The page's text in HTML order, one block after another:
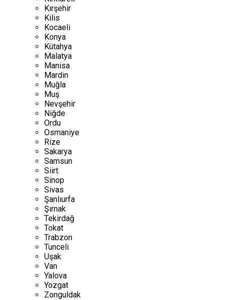
Kırşehir
Kilis
Kocaeli
Konya
Kütahya
Malatya
Manisa
Mardin
Muğla
Muş
Nevşehir
Niğde
Ordu
Osmaniye
Rize
Sakarya
Samsun
Siirt
Sinop
Sivas
Şanlıurfa
Şırnak
Tekirdağ
Tokat
Trabzon
Tunceli
Uşak
Van
Yalova
Yozgat
Zonguldak